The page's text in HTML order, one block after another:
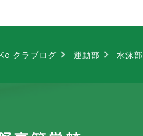
クラブログ 運動部 水泳部